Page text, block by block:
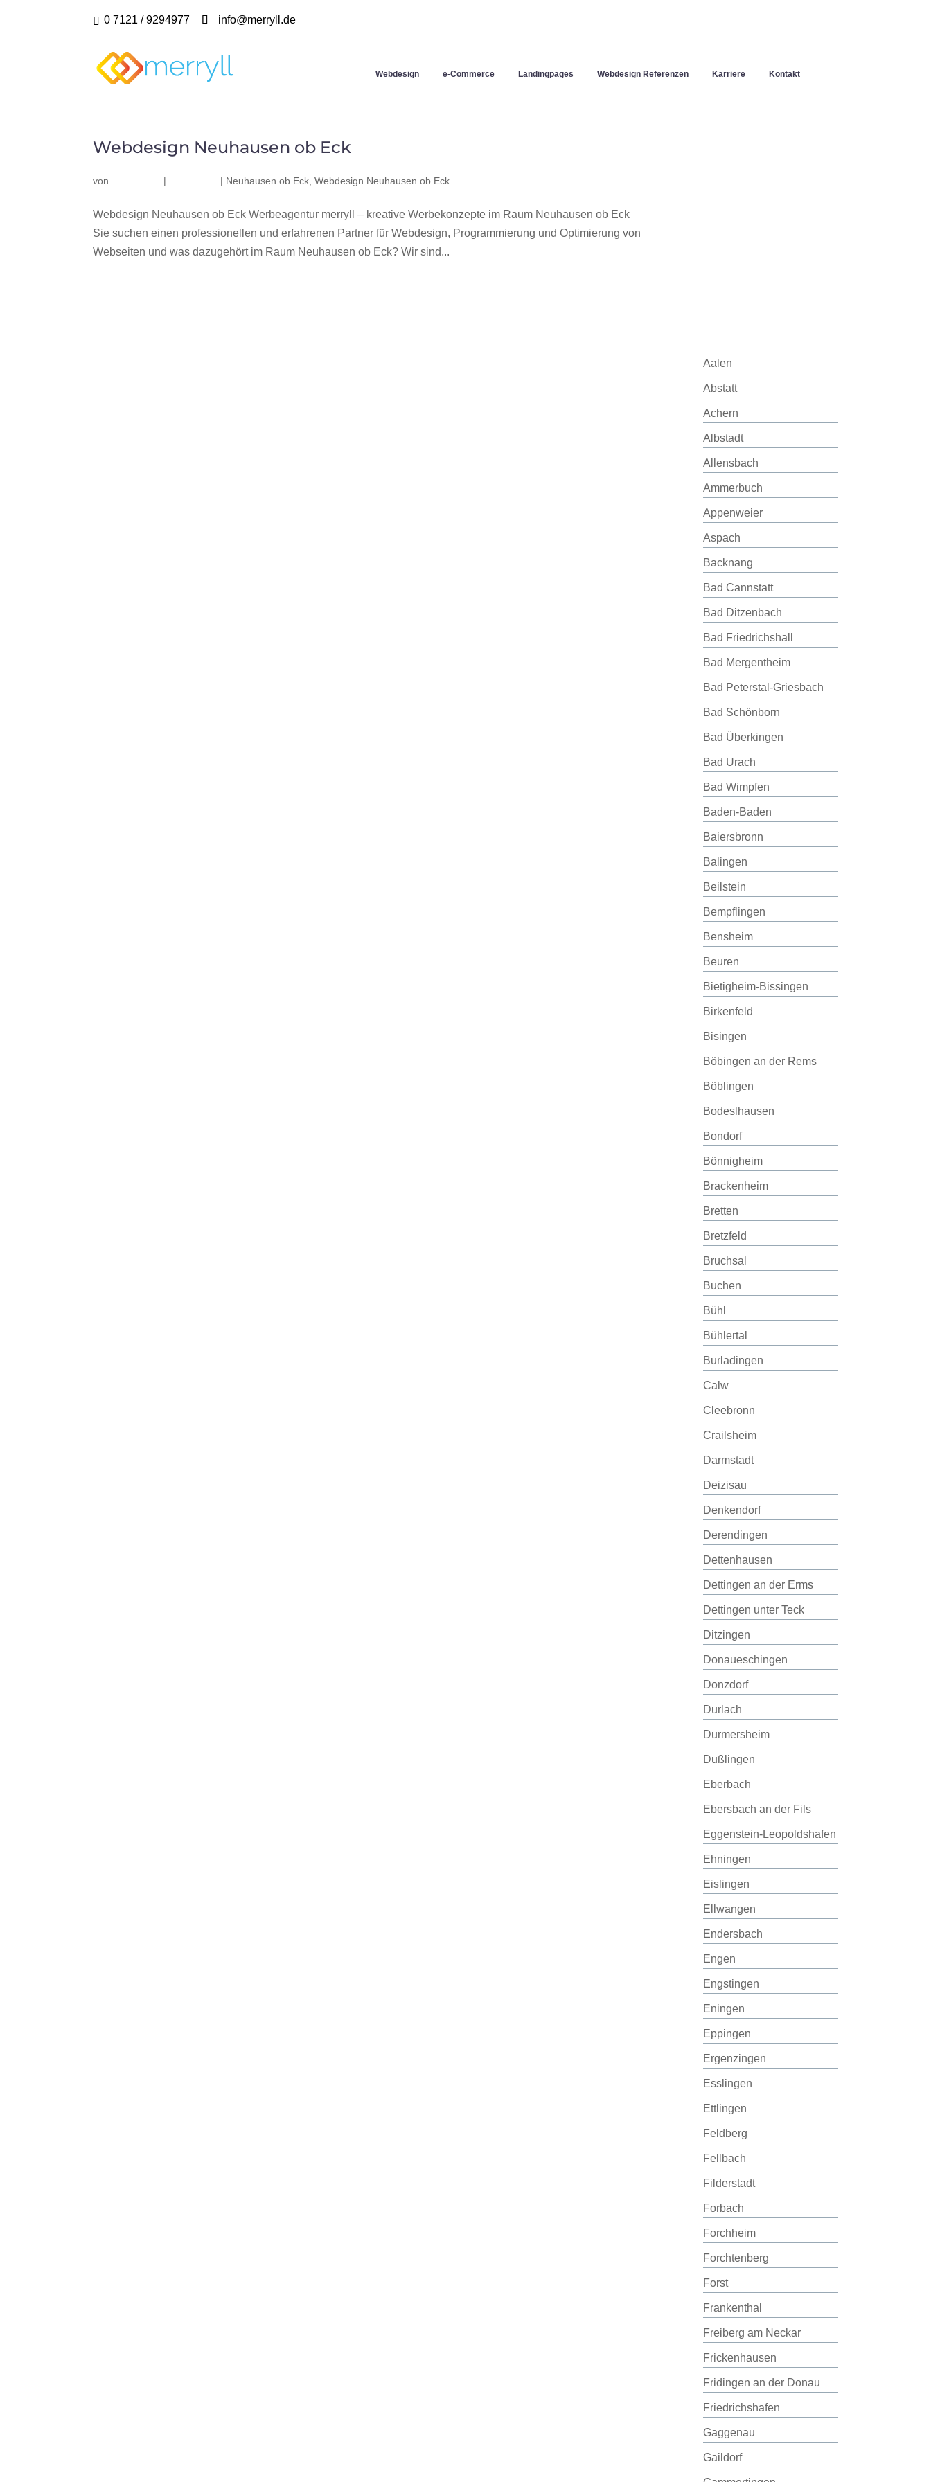
0 7121 / 9294977 info@merryll.de
Webdesign e-Commerce Landingpages Webdesign Referenzen Karriere Kontakt
Webdesign Neuhausen ob Eck
von | | Neuhausen ob Eck ,Webdesign Neuhausen ob Eck
Webdesign Neuhausen ob Eck Werbeagentur merryll – kreative Werbekonzepte im Raum Neuhausen ob Eck
Sie suchen einen professionellen und erfahrenen Partner für Webdesign, Programmierung und Optimierung von
Webseiten und was dazugehört im Raum Neuhausen ob Eck? Wir sind...
Aalen
Abstatt
Achern
Albstadt
Allensbach
Ammerbuch
Appenweier
Aspach
Backnang
Bad Cannstatt
Bad Ditzenbach
Bad Friedrichshall
Bad Mergentheim
Bad Peterstal-Griesbach
Bad Schönborn
Bad Überkingen
Bad Urach
Bad Wimpfen
Baden-Baden
Baiersbronn
Balingen
Beilstein
Bempflingen
Bensheim
Beuren
Bietigheim-Bissingen
Birkenfeld
Bisingen
Böbingen an der Rems
Böblingen
Bodeslhausen
Bondorf
Bönnigheim
Brackenheim
Bretten
Bretzfeld
Bruchsal
Buchen
Bühl
Bühlertal
Burladingen
Calw
Cleebronn
Crailsheim
Darmstadt
Deizisau
Denkendorf
Derendingen
Dettenhausen
Dettingen an der Erms
Dettingen unter Teck
Ditzingen
Donaueschingen
Donzdorf
Durlach
Durmersheim
Dußlingen
Eberbach
Ebersbach an der Fils
Eggenstein-Leopoldshafen
Ehningen
Eislingen
Ellwangen
Endersbach
Engen
Engstingen
Eningen
Eppingen
Ergenzingen
Esslingen
Ettlingen
Feldberg
Fellbach
Filderstadt
Forbach
Forchheim
Forchtenberg
Forst
Frankenthal
Freiberg am Neckar
Frickenhausen
Fridingen an der Donau
Friedrichshafen
Gaggenau
Gaildorf